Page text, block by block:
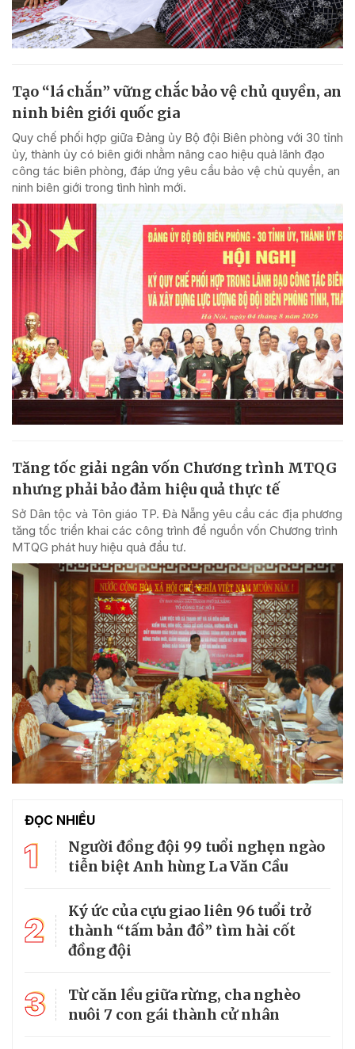
Tạo “lá chắn” vững chắc bảo vệ chủ quyền, an
ninh biên giới quốc gia
Quy chế phối hợp giữa Đảng ủy Bộ đội Biên phòng với 30 tỉnh
ủy, thành ủy có biên giới nhằm nâng cao hiệu quả lãnh đạo
công tác biên phòng, đáp ứng yêu cầu bảo vệ chủ quyền, an
ninh biên giới trong tình hình mới.
Tăng tốc giải ngân vốn Chương trình MTQG
nhưng phải bảo đảm hiệu quả thực tế
Sở Dân tộc và Tôn giáo TP. Đà Nẵng yêu cầu các địa phương
tăng tốc triển khai các công trình để nguồn vốn Chương trình
MTQG phát huy hiệu quả đầu tư.
ĐỌC NHIỀU
1
Người đồng đội 99 tuổi nghẹn ngào
tiễn biệt Anh hùng La Văn Cầu
2
Ký ức của cựu giao liên 96 tuổi trở
thành “tấm bản đồ” tìm hài cốt
đồng đội
3
Từ căn lều giữa rừng, cha nghèo
nuôi 7 con gái thành cử nhân